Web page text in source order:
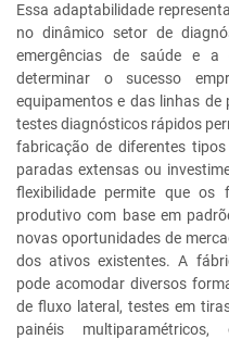
Essa adaptabilidade
no dinâmico setor de
emergências de saúde e a
determinar o sucesso
equipamentos e das linhas
testes diagnósticos rápidos
fabricação de diferentes
paradas extensas ou
flexibilidade permite que os
produtivo com base em
novas oportunidades de
dos ativos existentes. A
pode acomodar diversos
de fluxo lateral, testes em
painéis